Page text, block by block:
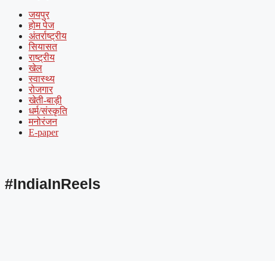
जयपुर
होम पेज
अंतर्राष्ट्रीय
सियासत
राष्ट्रीय
खेल
स्वास्थ्य
रोजगार
खेती-बाड़ी
धर्म/संस्कृति
मनोरंजन
E-paper
#IndiaInReels